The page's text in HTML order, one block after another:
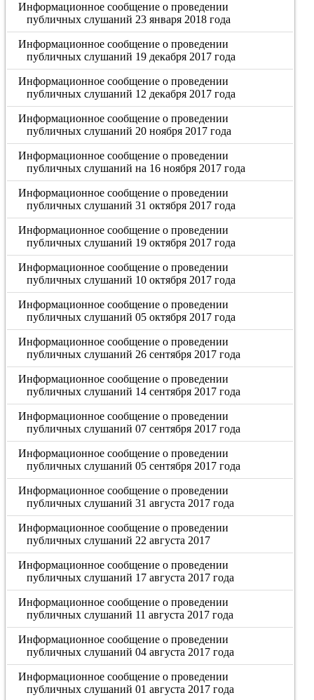
Информационное сообщение о проведении
публичных слушаний 23 января 2018 года
Информационное сообщение о проведении
публичных слушаний 19 декабря 2017 года
Информационное сообщение о проведении
публичных слушаний 12 декабря 2017 года
Информационное сообщение о проведении
публичных слушаний 20 ноября 2017 года
Информационное сообщение о проведении
публичных слушаний на 16 ноября 2017 года
Информационное сообщение о проведении
публичных слушаний 31 октября 2017 года
Информационное сообщение о проведении
публичных слушаний 19 октября 2017 года
Информационное сообщение о проведении
публичных слушаний 10 октября 2017 года
Информационное сообщение о проведении
публичных слушаний 05 октября 2017 года
Информационное сообщение о проведении
публичных слушаний 26 сентября 2017 года
Информационное сообщение о проведении
публичных слушаний 14 сентября 2017 года
Информационное сообщение о проведении
публичных слушаний 07 сентября 2017 года
Информационное сообщение о проведении
публичных слушаний 05 сентября 2017 года
Информационное сообщение о проведении
публичных слушаний 31 августа 2017 года
Информационное сообщение о проведении
публичных слушаний 22 августа 2017
Информационное сообщение о проведении
публичных слушаний 17 августа 2017 года
Информационное сообщение о проведении
публичных слушаний 11 августа 2017 года
Информационное сообщение о проведении
публичных слушаний 04 августа 2017 года
Информационное сообщение о проведении
публичных слушаний 01 августа 2017 года